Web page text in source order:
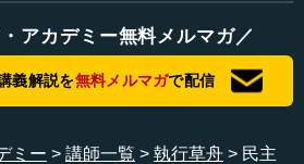
アカデミー無料メルマガ／
義解説を無料メルマガで配信
ミー 講師一覧 執行草舟
民主